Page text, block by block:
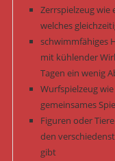
Zerrspielzeug wie
welches
schwimmfähiges
mit kühlender
Tagen ein wenig
Wurfspielzeug
gemeinsames
Figuren oder
den
gibt